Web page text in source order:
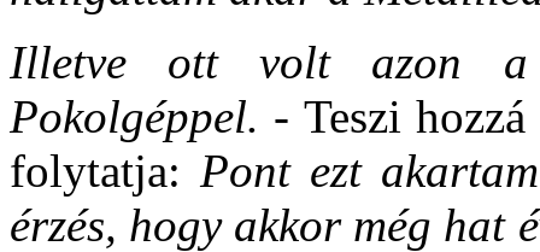
Illetve ott volt azon a
Pokolgéppel. - Teszi
folytatja: Pont ezt
érzés, hogy akkor még hat